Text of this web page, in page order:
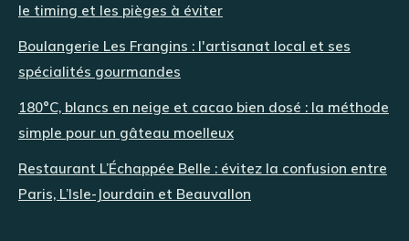
le timing et les pièges à éviter
Boulangerie Les Frangins : l'artisanat local et ses
spécialités gourmandes
180°C, blancs en neige et cacao bien dosé : la méthode
simple pour un gâteau moelleux
Restaurant L’Échappée Belle : évitez la confusion entre
Paris, L’Isle-Jourdain et Beauvallon